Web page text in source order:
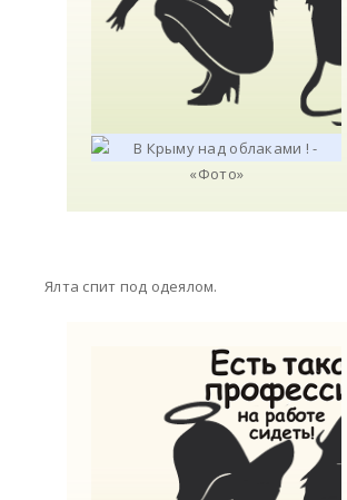
Ялта спит под одеялом.